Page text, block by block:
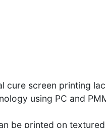
cure screen printing
using PC and
be printed on